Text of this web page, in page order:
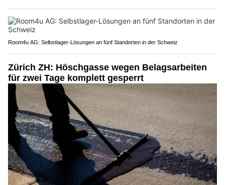
Room4u AG: Selbstlager-Lösungen an fünf Standorten in der Schweiz
Zürich ZH: Höschgasse wegen Belagsarbeiten
für zwei Tage komplett gesperrt